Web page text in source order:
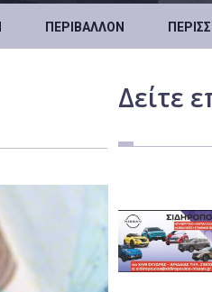
ΠΕΡΙΒΆΛΛΟΝ
Δείτε